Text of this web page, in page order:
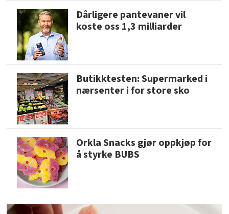
Dårligere pantevaner vil
koste oss 1,3 milliarder
Butikktesten: Supermarked i
nærsenter i for store sko
Orkla Snacks gjør oppkjøp for
å styrke BUBS